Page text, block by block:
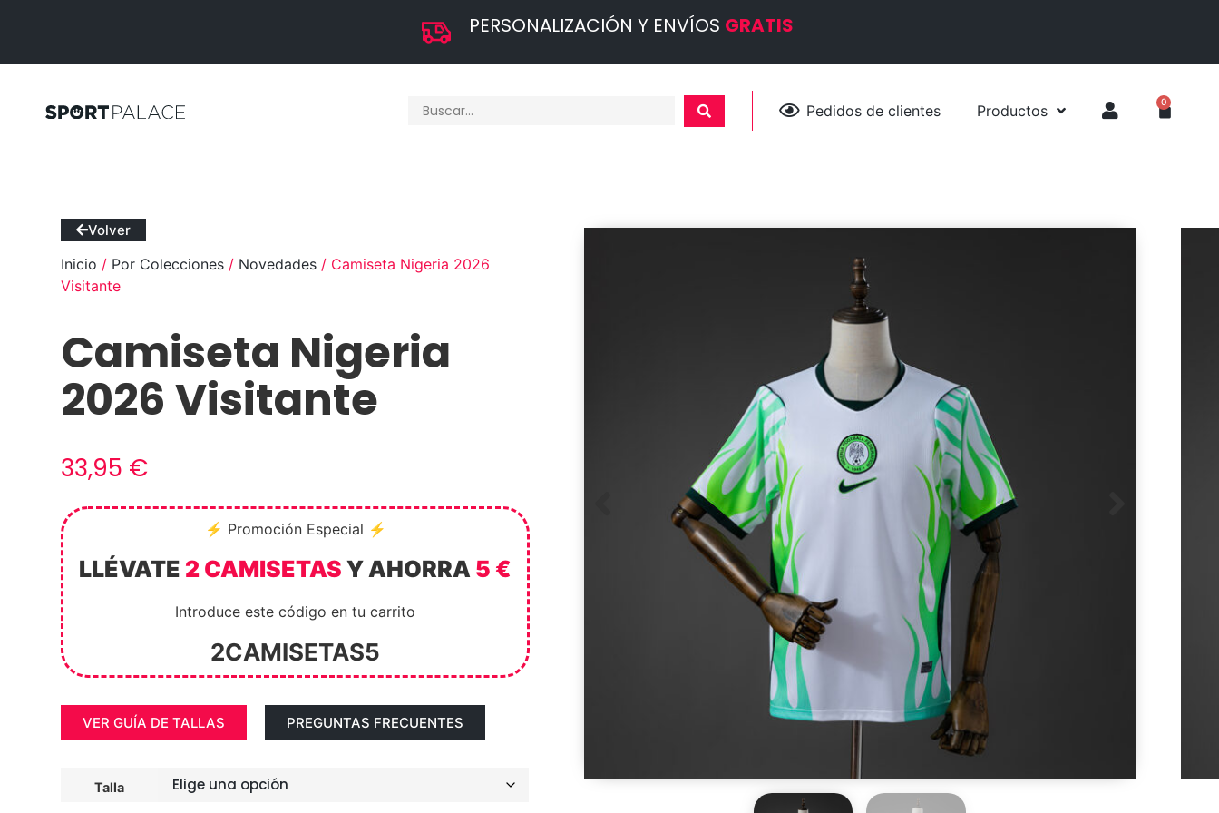
PERSONALIZACIÓN Y ENVÍOS GRATIS
Pedidos de clientes Productos 0
Volver
Inicio / Por Colecciones / Novedades / Camiseta Nigeria 2026
Visitante
Camiseta Nigeria
2026 Visitante
33,95 €
⚡ Promoción Especial ⚡
LLÉVATE 2 CAMISETAS Y AHORRA 5 €
Introduce este código en tu carrito
2CAMISETAS5
VER GUÍA DE TALLAS PREGUNTAS FRECUENTES
Talla